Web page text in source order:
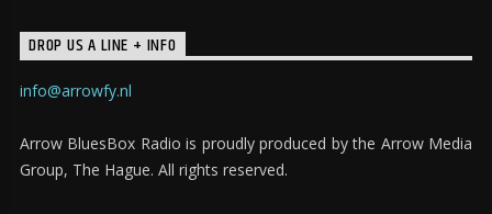
DROP US A LINE + INFO
info@arrowfy.nl
Arrow BluesBox Radio is proudly produced by the Arrow Media
Group, The Hague. All rights reserved.